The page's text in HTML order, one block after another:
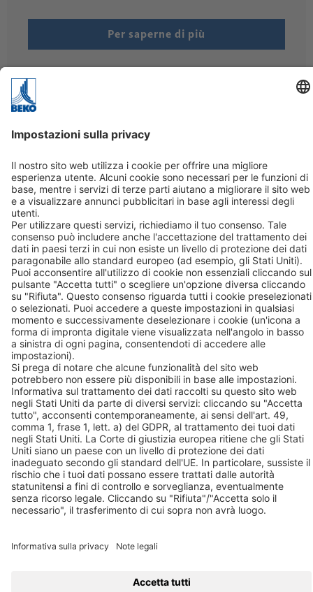
Per saperne di più
Azienda
Chi siamo
Visione e valori
Condizioni e Termini Generali
Attività
Prodotti
Air Audit
Know-How
Contatto
10078 – Venaria Reale (TO)